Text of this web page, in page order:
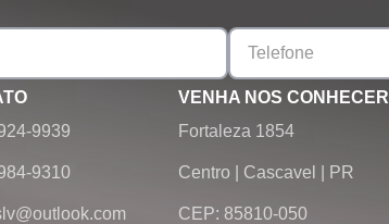
9939
9310
VENHA NOS CONHECER
Fortaleza 1854
Centro Cascavel PR
CEP: 85810-050